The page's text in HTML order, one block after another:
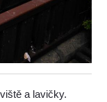
a lavičky.